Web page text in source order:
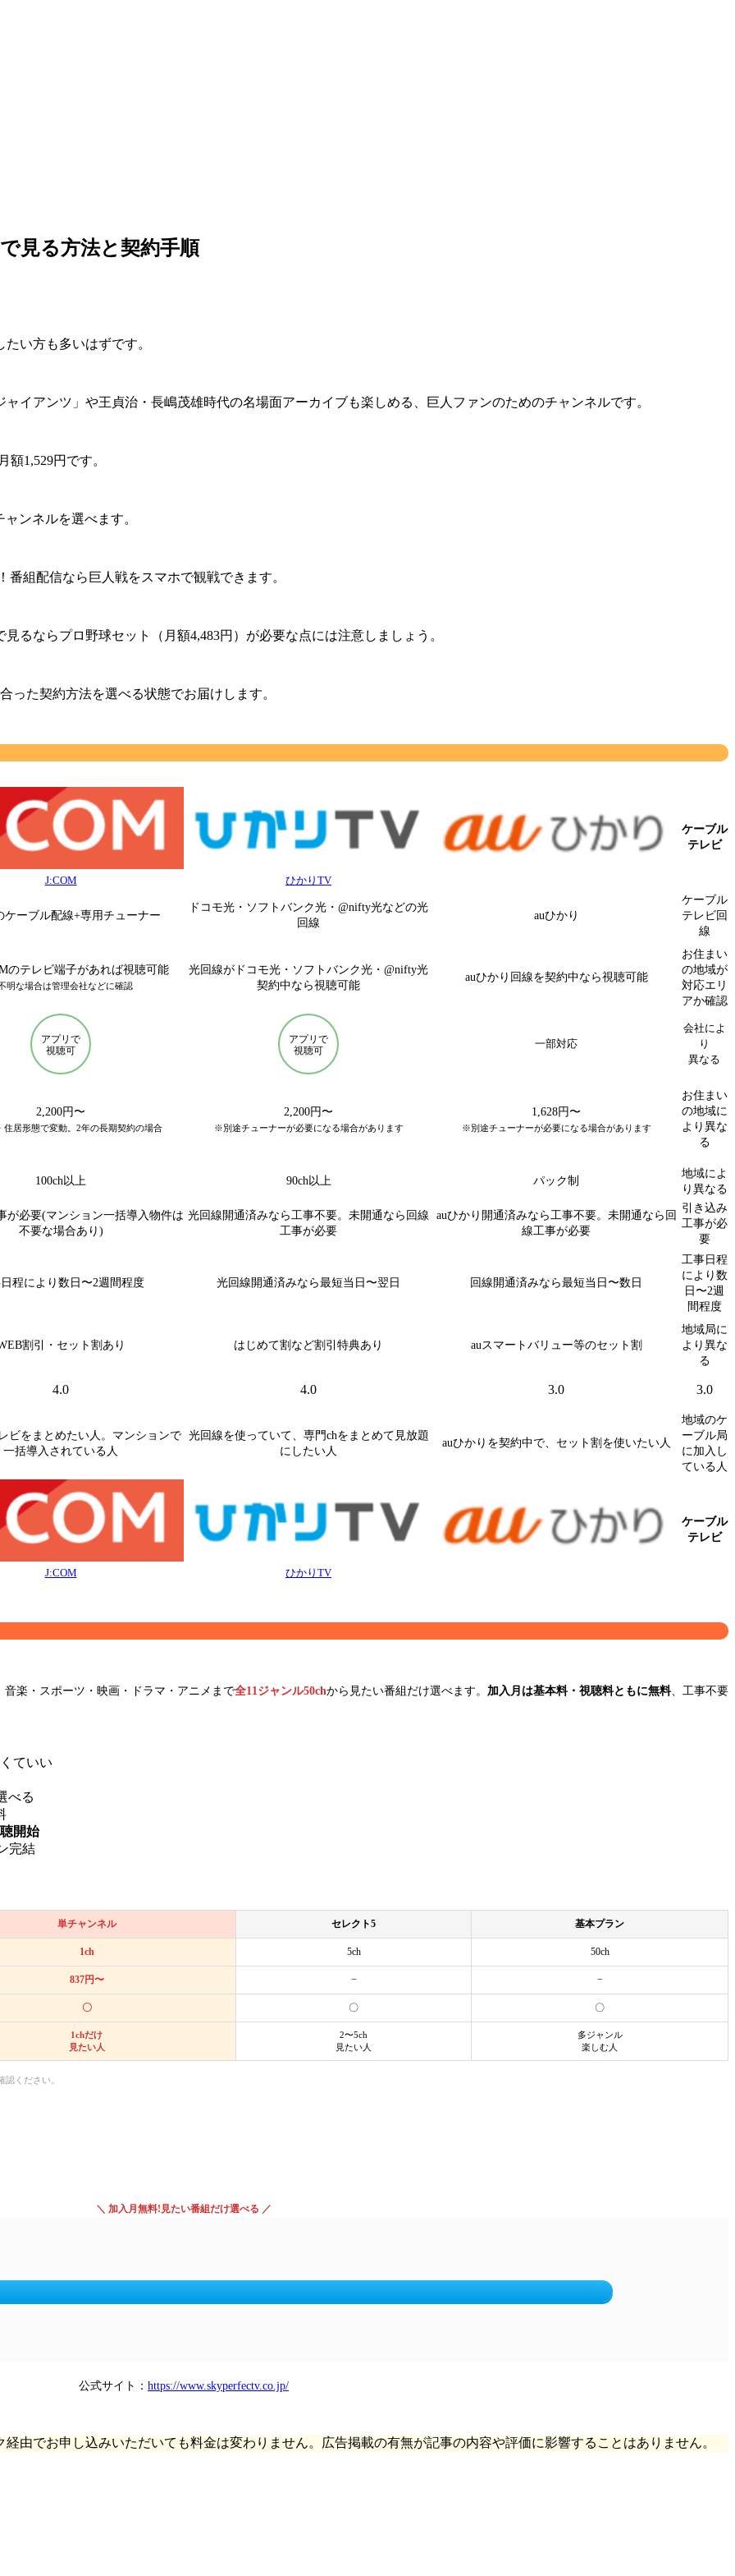
見る方法と契約手順
い方も多いはずです。
イアンツ」や王貞治・長嶋茂雄時代の名場面アーカイブも楽しめる、巨人ファンのためのチャンネルです。
1,529円です。
ンネルを選べます。
組配信なら巨人戦をスマホで観戦できます。
るならプロ野球セット（月額4,483円）が必要な点には注意しましょう。
った契約方法を選べる状態でお届けします。
J:COM ひかりTV
ケーブル
テレビ
ケーブル配線+専用チューナー
ドコモ光・ソフトバンク光・@nifty光などの光
回線
auひかり
ケーブル
テレビ回
線
のテレビ端子があれば視聴可能
明な場合は管理会社などに確認
光回線がドコモ光・ソフトバンク光・@nifty光
契約中なら視聴可能
auひかり回線を契約中なら視聴可能
お住まい
の地域が
対応エリ
アか確認
アプリで
視聴可
アプリで
視聴可
一部対応
会社によ
り
異なる
2,200円〜
居形態で変動。2年の長期契約の場合
2,200円〜
※別途チューナーが必要になる場合があります
1,628円〜
※別途チューナーが必要になる場合があります
お住まい
の地域に
より異な
る
100ch以上 90ch以上 パック制
地域によ
り異なる
が必要(マンション一括導入物件は
不要な場合あり)
光回線開通済みなら工事不要。未開通なら回線
工事が必要
auひかり開通済みなら工事不要。未開通なら回
線工事が必要
引き込み
工事が必
要
程により数日〜2週間程度 光回線開通済みなら最短当日〜翌日 回線開通済みなら最短当日〜数日
工事日程
により数
日〜2週
間程度
割引・セット割あり はじめて割など割引特典あり auスマートバリュー等のセット割
地域局に
より異な
る
4.0 4.0 3.0 3.0
ビをまとめたい人。マンションで
一括導入されている人
光回線を使っていて、専門chをまとめて見放題
にしたい人
auひかりを契約中で、セット割を使いたい人
地域のケ
ーブル局
に加入し
ている人
J:COM ひかりTV
ケーブル
テレビ
楽・スポーツ・映画・ドラマ・アニメまで全11ジャンル50chから見たい番組だけ選べます。 加入月は基本料・視聴料ともに無料、工事不要
ていい
べる
開始
完結
単チャンネル セレクト5 基本プラン
1ch 5ch 50ch
837円〜 − −
〇 〇 〇
1chだけ
見たい人
2〜5ch
見たい人
多ジャンル
楽しむ人
ください。
＼ 加入月無料!見たい番組だけ選べる ／
公式サイト： https://www.skyperfectv.co.jp/
由でお申し込みいただいても料金は変わりません。広告掲載の有無が記事の内容や評価に影響することはありません。